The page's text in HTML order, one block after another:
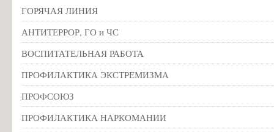
ГОРЯЧАЯ ЛИНИЯ
АНТИТЕРРОР, ГО и ЧС
ВОСПИТАТЕЛЬНАЯ РАБОТА
ПРОФИЛАКТИКА ЭКСТРЕМИЗМА
ПРОФСОЮЗ
ПРОФИЛАКТИКА НАРКОМАНИИ